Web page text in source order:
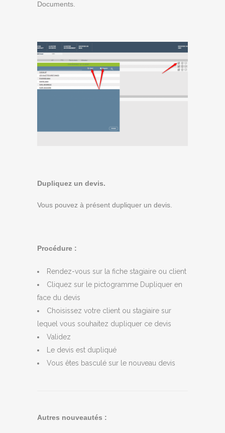
Documents.
Dupliquez un devis.
Vous pouvez à présent dupliquer un devis.
Procédure :
Rendez-vous sur la fiche stagiaire ou client
Cliquez sur le pictogramme Dupliquer en
face du devis
Choisissez votre client ou stagiaire sur
lequel vous souhaitez dupliquer ce devis
Validez
Le devis est dupliqué
Vous êtes basculé sur le nouveau devis
Autres nouveautés :